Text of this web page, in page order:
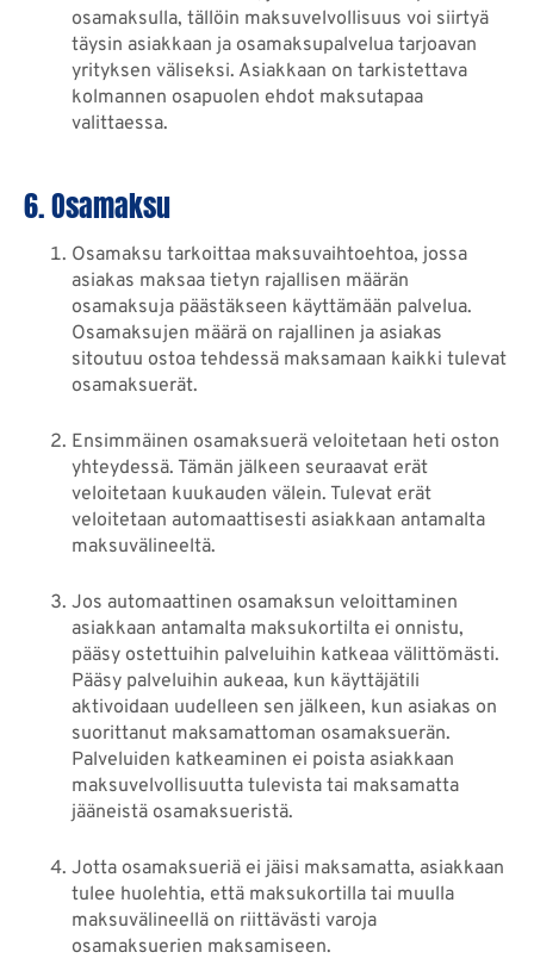
osamaksulla, tällöin maksuvelvollisuus voi siirtyä
täysin asiakkaan ja osamaksupalvelua tarjoavan
yrityksen väliseksi. Asiakkaan on tarkistettava
kolmannen osapuolen ehdot maksutapaa
valittaessa.
6. Osamaksu
Osamaksu tarkoittaa maksuvaihtoehtoa, jossa
asiakas maksaa tietyn rajallisen määrän
osamaksuja päästäkseen käyttämään palvelua.
Osamaksujen määrä on rajallinen ja asiakas
sitoutuu ostoa tehdessä maksamaan kaikki tulevat
osamaksuerät.
Ensimmäinen osamaksuerä veloitetaan heti oston
yhteydessä. Tämän jälkeen seuraavat erät
veloitetaan kuukauden välein. Tulevat erät
veloitetaan automaattisesti asiakkaan antamalta
maksuvälineeltä.
Jos automaattinen osamaksun veloittaminen
asiakkaan antamalta maksukortilta ei onnistu,
pääsy ostettuihin palveluihin katkeaa välittömästi.
Pääsy palveluihin aukeaa, kun käyttäjätili
aktivoidaan uudelleen sen jälkeen, kun asiakas on
suorittanut maksamattoman osamaksuerän.
Palveluiden katkeaminen ei poista asiakkaan
maksuvelvollisuutta tulevista tai maksamatta
jääneistä osamaksueristä.
Jotta osamaksueriä ei jäisi maksamatta, asiakkaan
tulee huolehtia, että maksukortilla tai muulla
maksuvälineellä on riittävästi varoja
osamaksuerien maksamiseen.